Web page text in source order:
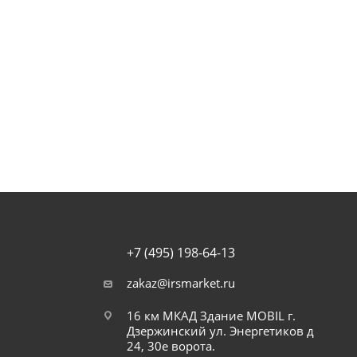
+7 (495) 198-64-13
zakaz@irsmarket.ru
16 км МКАД Здание MOBIL г.
Дзержинский ул. Энергетиков д
24, 30е ворота.